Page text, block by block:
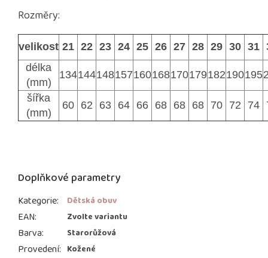
Rozměry:
velikost 21 22 23 24 25 26 27 28 29 30 31
délka
(mm)
134144148157160168170179182190195
šířka
(mm)
60 62 63 64 66 68 68 68 70 72 74
Doplňkové parametry
Kategorie: Dětská obuv
EAN: Zvolte variantu
Barva: Starorůžová
Provedení: Kožené